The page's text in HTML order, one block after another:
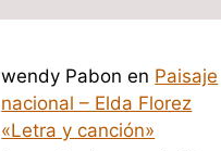
wendy Pabon en Paisaje
nacional – Elda Florez
«Letra y canción»